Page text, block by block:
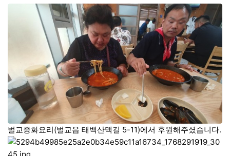
벌교중화요리(벌교읍 태백산맥길 5-11)에서 후원해주셨습니다.